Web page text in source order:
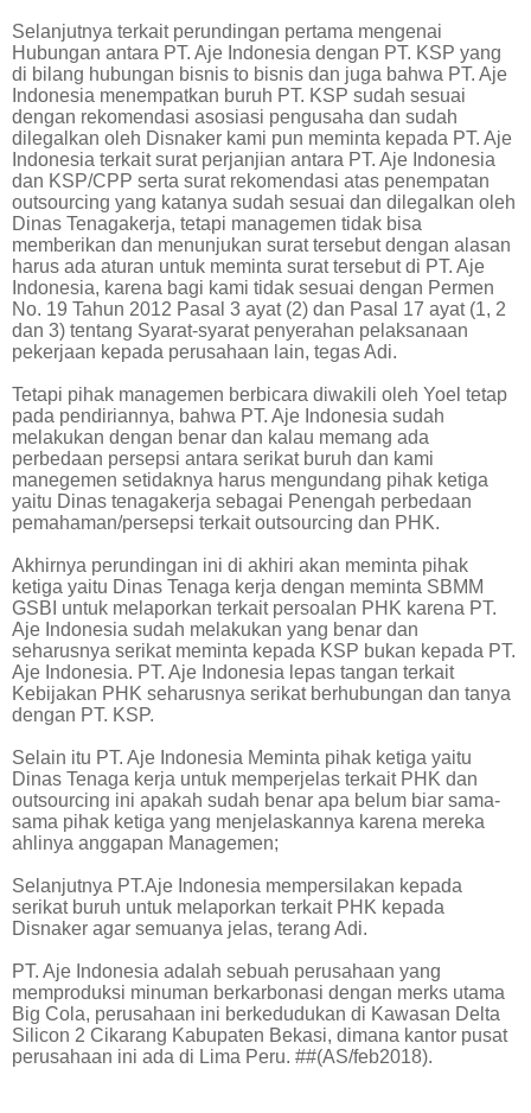
Selanjutnya terkait perundingan pertama mengenai
Hubungan antara PT. Aje Indonesia dengan PT. KSP yang
di bilang hubungan bisnis to bisnis dan juga bahwa PT. Aje
Indonesia menempatkan buruh PT. KSP sudah sesuai
dengan rekomendasi asosiasi pengusaha dan sudah
dilegalkan oleh Disnaker kami pun meminta kepada PT. Aje
Indonesia terkait surat perjanjian antara PT. Aje Indonesia
dan KSP/CPP serta surat rekomendasi atas penempatan
outsourcing yang katanya sudah sesuai dan dilegalkan oleh
Dinas Tenagakerja, tetapi managemen tidak bisa
memberikan dan menunjukan surat tersebut dengan alasan
harus ada aturan untuk meminta surat tersebut di PT. Aje
Indonesia, karena bagi kami tidak sesuai dengan Permen
No. 19 Tahun 2012 Pasal 3 ayat (2) dan Pasal 17 ayat (1, 2
dan 3) tentang Syarat-syarat penyerahan pelaksanaan
pekerjaan kepada perusahaan lain, tegas Adi.
Tetapi pihak managemen berbicara diwakili oleh Yoel tetap
pada pendiriannya, bahwa PT. Aje Indonesia sudah
melakukan dengan benar dan kalau memang ada
perbedaan persepsi antara serikat buruh dan kami
manegemen setidaknya harus mengundang pihak ketiga
yaitu Dinas tenagakerja sebagai Penengah perbedaan
pemahaman/persepsi terkait outsourcing dan PHK.
Akhirnya perundingan ini di akhiri akan meminta pihak
ketiga yaitu Dinas Tenaga kerja dengan meminta SBMM
GSBI untuk melaporkan terkait persoalan PHK karena PT.
Aje Indonesia sudah melakukan yang benar dan
seharusnya serikat meminta kepada KSP bukan kepada PT.
Aje Indonesia. PT. Aje Indonesia lepas tangan terkait
Kebijakan PHK seharusnya serikat berhubungan dan tanya
dengan PT. KSP.
Selain itu PT. Aje Indonesia Meminta pihak ketiga yaitu
Dinas Tenaga kerja untuk memperjelas terkait PHK dan
outsourcing ini apakah sudah benar apa belum biar sama-
sama pihak ketiga yang menjelaskannya karena mereka
ahlinya anggapan Managemen;
Selanjutnya PT.Aje Indonesia mempersilakan kepada
serikat buruh untuk melaporkan terkait PHK kepada
Disnaker agar semuanya jelas, terang Adi.
PT. Aje Indonesia adalah sebuah perusahaan yang
memproduksi minuman berkarbonasi dengan merks utama
Big Cola, perusahaan ini berkedudukan di Kawasan Delta
Silicon 2 Cikarang Kabupaten Bekasi, dimana kantor pusat
perusahaan ini ada di Lima Peru. ##(AS/feb2018).